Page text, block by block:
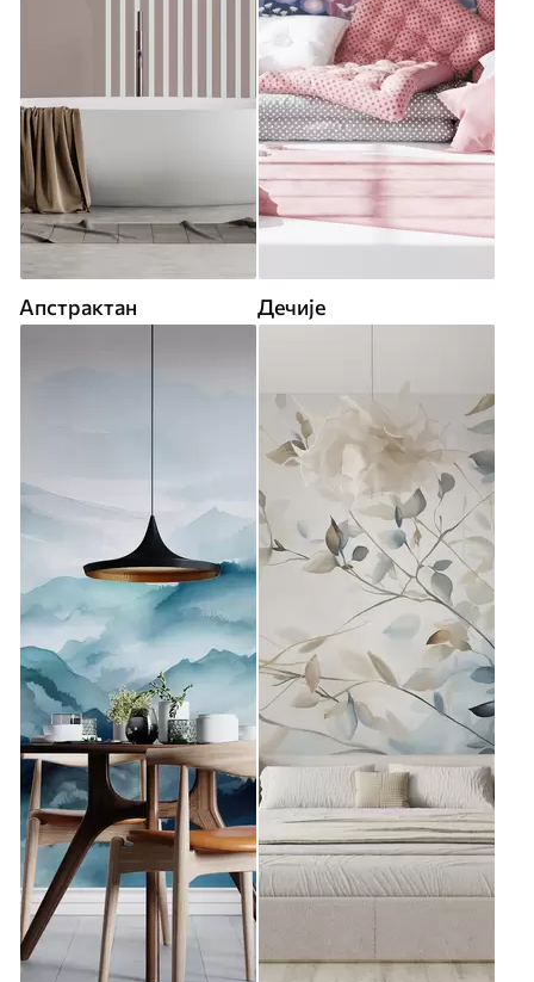
Апстрактан Дечије